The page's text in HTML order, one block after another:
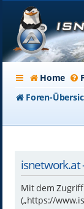
Home
Foren-
isnetwork.at
Mit dem
(„https://